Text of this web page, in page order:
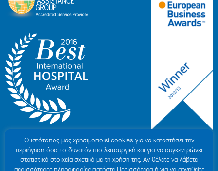
Ο ιστότοπoς μας χρησιμοποιεί cookies για να καταστήσει την
περιήγηση όσο το δυνατόν πιο λειτουργική και για να συγκεντρώνει
στατιστικά στοιχεία σχετικά με τη χρήση της. Αν θέλετε να λάβετε